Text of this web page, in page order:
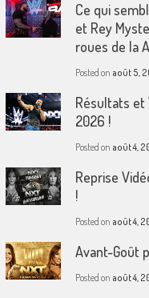
Ce qui
et Rey
roues de la
Posted on août 5,
Résultats et
2026 !
Posted on août 4,
Reprise
!
Posted on août 4,
Avant-Goût
Posted on août 4,